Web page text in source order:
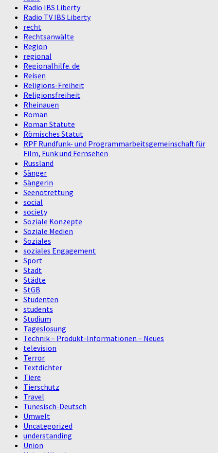
Radio IBS Liberty
Radio TV IBS Liberty
recht
Rechtsanwälte
Region
regional
Regionalhilfe. de
Reisen
Religions-Freiheit
Religionsfreiheit
Rheinauen
Roman
Roman Statute
Römisches Statut
RPF Rundfunk- und Programmarbeitsgemeinschaft für
Film, Funk und Fernsehen
Russland
Sänger
Sängerin
Seenotrettung
social
society
Soziale Konzepte
Soziale Medien
Soziales
soziales Engagement
Sport
Stadt
Städte
StGB
Studenten
students
Studium
Tageslosung
Technik – Produkt-Informationen – Neues
television
Terror
Textdichter
Tiere
Tierschutz
Travel
Tunesisch-Deutsch
Umwelt
Uncategorized
understanding
Union